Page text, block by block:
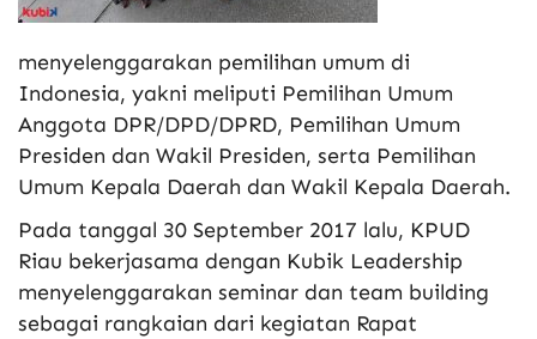
menyelenggarakan pemilihan umum di
Indonesia, yakni meliputi Pemilihan Umum
Anggota DPR/DPD/DPRD, Pemilihan Umum
Presiden dan Wakil Presiden, serta Pemilihan
Umum Kepala Daerah dan Wakil Kepala Daerah.
Pada tanggal 30 September 2017 lalu, KPUD
Riau bekerjasama dengan Kubik Leadership
menyelenggarakan seminar dan team building
sebagai rangkaian dari kegiatan Rapat